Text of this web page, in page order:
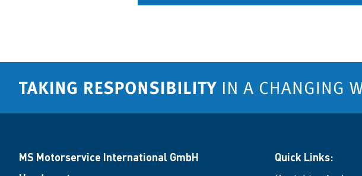
MS Motorservice International GmbH
Quick Links: